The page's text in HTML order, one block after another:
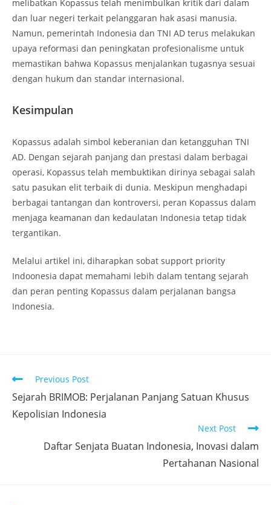
melibatkan Kopassus telah menimbulkan kritik dari dalam
dan luar negeri terkait pelanggaran hak asasi manusia.
Namun, pemerintah Indonesia dan TNI AD terus melakukan
upaya reformasi dan peningkatan profesionalisme untuk
memastikan bahwa Kopassus menjalankan tugasnya sesuai
dengan hukum dan standar internasional.
Kesimpulan
Kopassus adalah simbol keberanian dan ketangguhan TNI
AD. Dengan sejarah panjang dan prestasi dalam berbagai
operasi, Kopassus telah membuktikan dirinya sebagai salah
satu pasukan elit terbaik di dunia. Meskipun menghadapi
berbagai tantangan dan kontroversi, peran Kopassus dalam
menjaga keamanan dan kedaulatan Indonesia tetap tidak
tergantikan.
Melalui artikel ini, diharapkan sobat support priority
Indoonesia dapat memahami lebih dalam tentang sejarah
dan peran penting Kopassus dalam perjalanan bangsa
Indonesia.
Read
articles
Previous Post
Sejarah BRIMOB: Perjalanan Panjang Satuan Khusus
Kepolisian Indonesia
Next Post
Daftar Senjata Buatan Indonesia, Inovasi dalam
Pertahanan Nasional